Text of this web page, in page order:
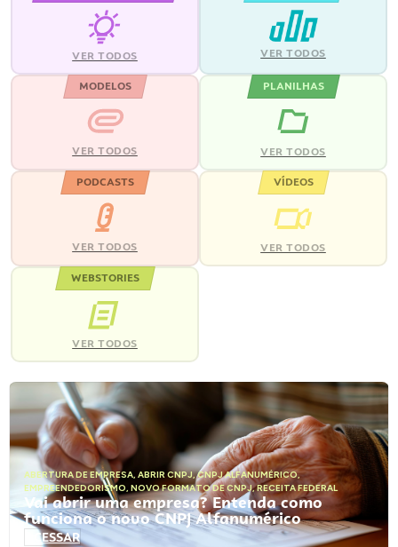
VER TODOS VER TODOS
MODELOS
VER TODOS
PLANILHAS
VER TODOS
PODCASTS
VER TODOS
VÍDEOS
VER TODOS
WEBSTORIES
VER TODOS
ABERTURA DE EMPRESA, ABRIR CNPJ,CNPJ ALFANUMÉRICO,
EMPREENDEDORISMO, NOVO FORMATO DE CNPJ,RECEITA FEDERAL
Vai abrir uma empresa? Entenda como
funciona o novo CNPJ Alfanumérico
ACESSAR